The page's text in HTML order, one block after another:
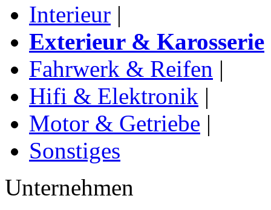
Interieur |
Exterieur & Karosserie
Fahrwerk & Reifen |
Hifi & Elektronik |
Motor & Getriebe |
Sonstiges
Unternehmen